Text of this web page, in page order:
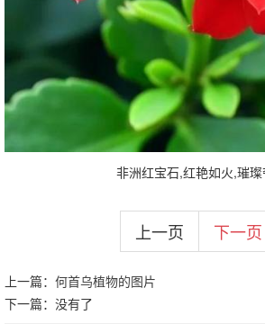
非洲红宝石,红艳如火,璀璨
上一页 下一页
上一篇： 何首乌植物的图片
下一篇：没有了